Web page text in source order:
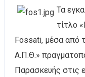
Τα
τίτλο
Fossati, μέσα από
Α.Π.Θ.»
Παρασκευής στις